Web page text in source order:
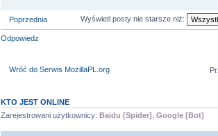
Poprzednia Wyświetl posty nie starsze niż:
Odpowiedz
Wróć do Serwis MozillaPL.org
KTO JEST ONLINE
Zarejestrowani użytkownicy: Baidu [Spider] Google [Bot]